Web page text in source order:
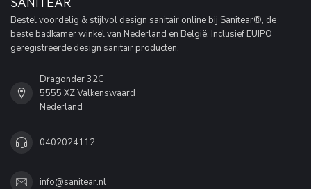
Bestel voordelig & stijlvol design sanitair online bij Sanitear®, de
beste badkamer winkel van Nederland en België. Inclusief EUIPO
geregistreerde design sanitair producten.
Dragonder 32C
5555 XZ Valkenswaard
Nederland
0402024112
info@sanitear.nl